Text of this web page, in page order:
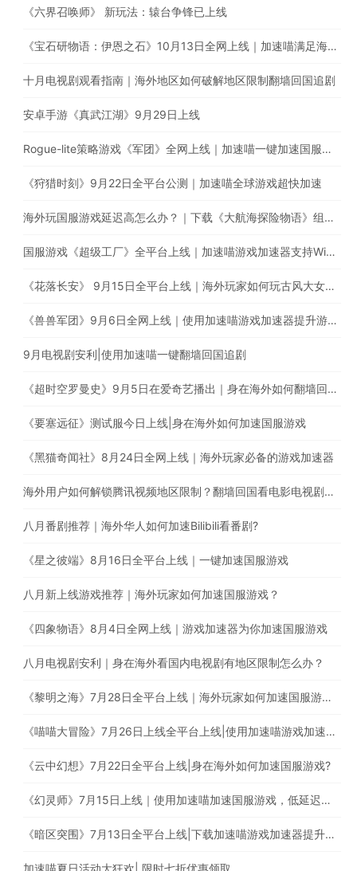
《六界召唤师》 新玩法：辕台争锋已上线
《宝石研物语：伊恩之石》10月13日全网上线｜加速喵满足海外玩家的加速需求
十月电视剧观看指南｜海外地区如何破解地区限制翻墙回国追剧
安卓手游《真武江湖》9月29日上线
Rogue-lite策略游戏《军团》全网上线｜加速喵一键加速国服游戏
《狩猎时刻》9月22日全平台公测｜加速喵全球游戏超快加速
海外玩国服游戏延迟高怎么办？｜下载《大航海探险物语》组建超强航海队
国服游戏《超级工厂》全平台上线｜加速喵游戏加速器支持Window、iOS、Android多平台使用
《花落长安》 9月15日全平台上线｜海外玩家如何玩古风大女主养成手游
《兽兽军团》9月6日全网上线｜使用加速喵游戏加速器提升游戏体验
9月电视剧安利|使用加速喵一键翻墙回国追剧
《超时空罗曼史》9月5日在爱奇艺播出｜身在海外如何翻墙回国追剧？
《要塞远征》测试服今日上线|身在海外如何加速国服游戏
《黑猫奇闻社》8月24日全网上线｜海外玩家必备的游戏加速器
海外用户如何解锁腾讯视频地区限制？翻墙回国看电影电视剧综艺
八月番剧推荐｜海外华人如何加速Bilibili看番剧?
《星之彼端》8月16日全平台上线｜一键加速国服游戏
八月新上线游戏推荐｜海外玩家如何加速国服游戏？
《四象物语》8月4日全网上线｜游戏加速器为你加速国服游戏
八月电视剧安利｜身在海外看国内电视剧有地区限制怎么办？
《黎明之海》7月28日全平台上线｜海外玩家如何加速国服游戏？
《喵喵大冒险》7月26日上线全平台上线|使用加速喵游戏加速器一键加速国服游戏
《云中幻想》7月22日全平台上线|身在海外如何加速国服游戏?
《幻灵师》7月15日上线｜使用加速喵加速国服游戏，低延迟无卡顿
《暗区突围》7月13日全平台上线|下载加速喵游戏加速器提升游戏体验
加速喵夏日活动大狂欢| 限时七折优惠领取